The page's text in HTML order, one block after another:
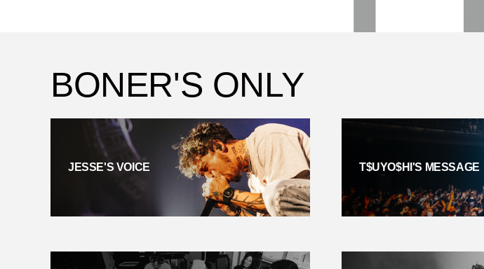
BONER'S ONLY
JESSE'S VOICE T$UYO$HI'S MESSAGE